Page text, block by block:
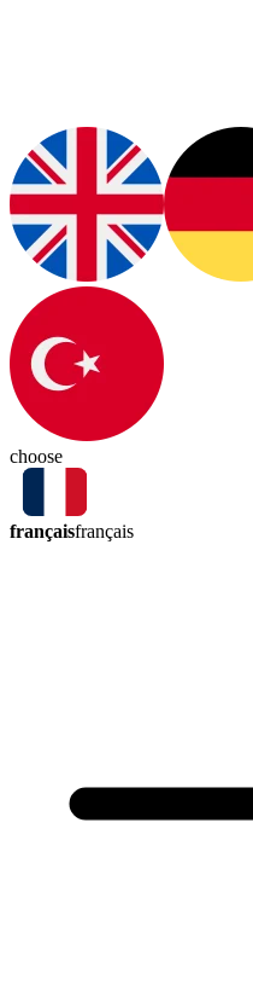
choose
françaisfrançais